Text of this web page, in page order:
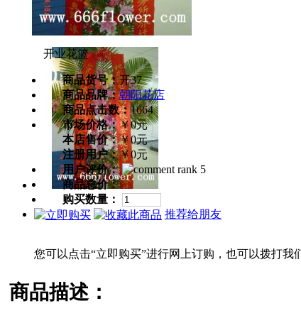
开业花篮
商品货号：开37
商品品牌：朝阳花店
商品点击数：1664
市场价格：￥0元
本店售价：￥0元
注册用户：￥0元
用户评价：
商品总价：
购买数量：
推荐给朋友
您可以点击“立即购买”进行网上订购，也可以拨打我
商品描述：